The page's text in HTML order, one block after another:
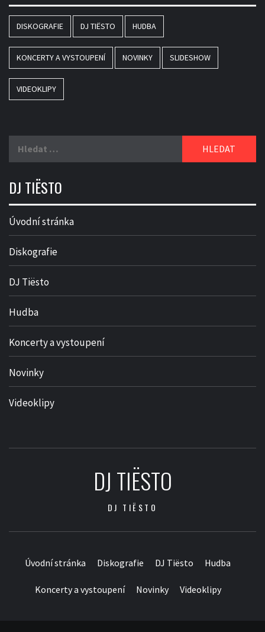
DISKOGRAFIE DJ TIËSTO HUDBA
KONCERTY A VYSTOUPENÍ NOVINKY SLIDESHOW
VIDEOKLIPY
DJ TIËSTO
Úvodní stránka
Diskografie
DJ Tiësto
Hudba
Koncerty a vystoupení
Novinky
Videoklipy
DJ TIËSTO
DJ TIËSTO
Úvodní stránka Diskografie DJ Tiësto Hudba
Koncerty a vystoupení Novinky Videoklipy